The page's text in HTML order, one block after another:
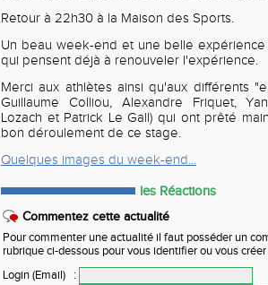
Retour à 22h30 à la Maison des Sports.
Un beau week-end et une belle
qui pensent déjà à renouveler l'expérience.
Merci aux athlètes ainsi qu'aux différents
Guillaume Colliou, Alexandre Friquet,
Lozach et Patrick Le Gall) qui ont prêté
bon déroulement de ce stage.
Quelques images du week-end...
les Réactions
Commentez cette actualité
Pour commenter une actualité il faut posséder un
rubrique ci-dessous pour vous identifier ou vous
Login (Email)
: